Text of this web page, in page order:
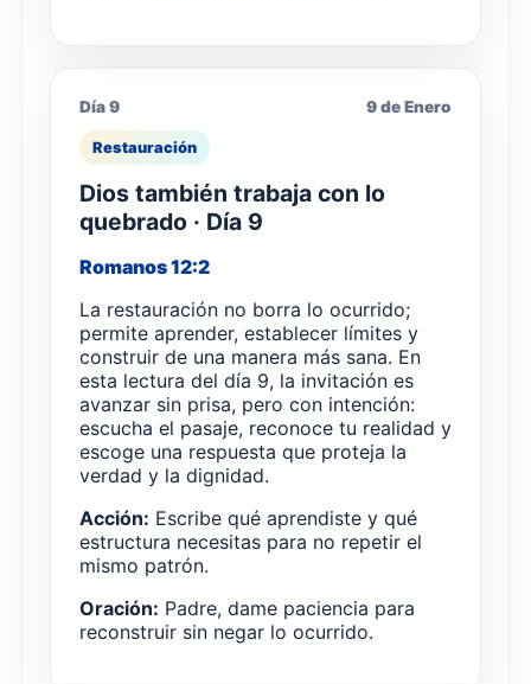
Día 9 9 de Enero
Restauración
Dios también trabaja con lo
quebrado · Día 9
Romanos 12:2
La restauración no borra lo ocurrido;
permite aprender, establecer límites y
construir de una manera más sana. En
esta lectura del día 9, la invitación es
avanzar sin prisa, pero con intención:
escucha el pasaje, reconoce tu realidad y
escoge una respuesta que proteja la
verdad y la dignidad.
Acción: Escribe qué aprendiste y qué
estructura necesitas para no repetir el
mismo patrón.
Oración: Padre, dame paciencia para
reconstruir sin negar lo ocurrido.